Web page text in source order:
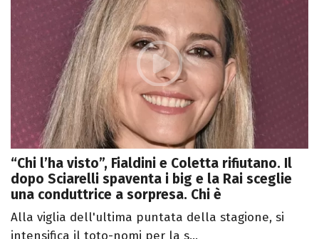
“Chi l’ha visto”, Fialdini e Coletta rifiutano. Il
dopo Sciarelli spaventa i big e la Rai sceglie
una conduttrice a sorpresa. Chi è
Alla viglia dell'ultima puntata della stagione, si
intensifica il toto-nomi per la s...